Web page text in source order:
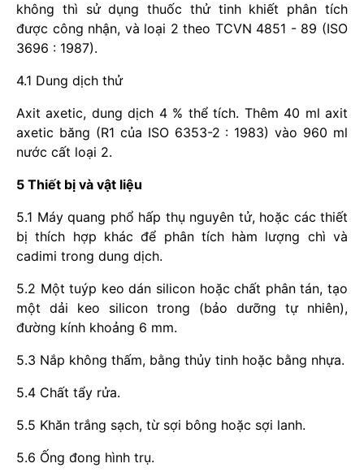
không thì sử dụng thuốc thử tinh khiết phân tích
được công nhận, và loại 2 theo TCVN 4851 - 89 (ISO
3696 : 1987).
4.1 Dung dịch thử
Axit axetic, dung dịch 4 % thể tích. Thêm 40 ml axit
axetic băng (R1 của ISO 6353-2 : 1983) vào 960 ml
nước cất loại 2.
5 Thiết bị và vật liệu
5.1 Máy quang phổ hấp thụ nguyên tử, hoặc các thiết
bị thích hợp khác để phân tích hàm lượng chì và
cadimi trong dung dịch.
5.2 Một tuýp keo dán silicon hoặc chất phân tán, tạo
một dải keo silicon trong (bảo dưỡng tự nhiên),
đường kính khoảng 6 mm.
5.3 Nắp không thấm, bằng thủy tinh hoặc bằng nhựa.
5.4 Chất tẩy rửa.
5.5 Khăn trắng sạch, từ sợi bông hoặc sợi lanh.
5.6 Ống đong hình trụ.